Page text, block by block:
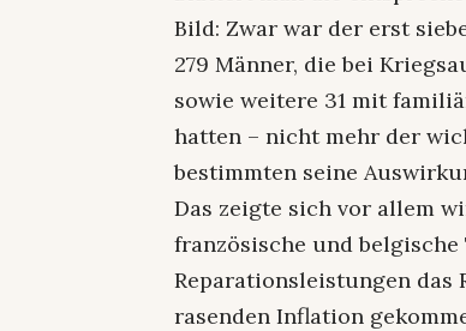
Bild: Zwar war der erst
279 Männer, die bei
sowie weitere 31 mit
hatten – nicht mehr der
bestimmten seine
Das zeigte sich vor allem
französische und
Reparationsleistungen das
rasenden Inflation